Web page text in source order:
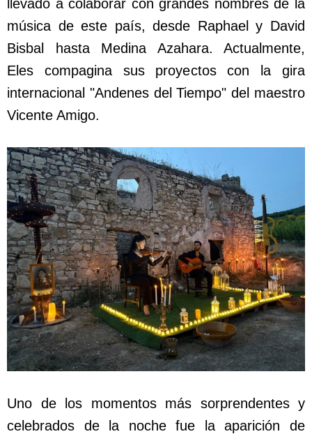
llevado a colaborar con grandes nombres de la
música de este país, desde Raphael y David
Bisbal hasta Medina Azahara. Actualmente,
Eles compagina sus proyectos con la gira
internacional "Andenes del Tiempo" del maestro
Vicente Amigo.
Uno de los momentos más sorprendentes y
celebrados de la noche fue la aparición de